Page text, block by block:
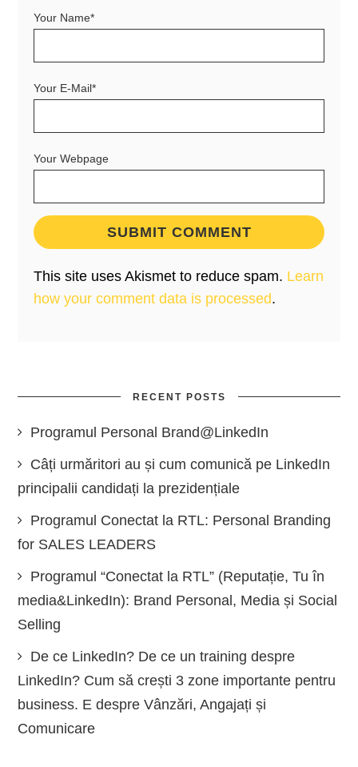
Your Name*
Your E-Mail*
Your Webpage
This site uses Akismet to reduce spam. Learn
how your comment data is processed.
RECENT POSTS
Programul Personal Brand@LinkedIn
Câți urmăritori au și cum comunică pe LinkedIn
principalii candidați la prezidențiale
Programul Conectat la RTL: Personal Branding
for SALES LEADERS
Programul “Conectat la RTL” (Reputație, Tu în
media&LinkedIn): Brand Personal, Media și Social
Selling
De ce LinkedIn? De ce un training despre
LinkedIn? Cum să crești 3 zone importante pentru
business. E despre Vânzări, Angajați și
Comunicare